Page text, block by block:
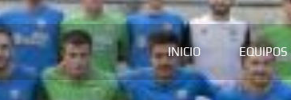
INICIO EQUIPOS